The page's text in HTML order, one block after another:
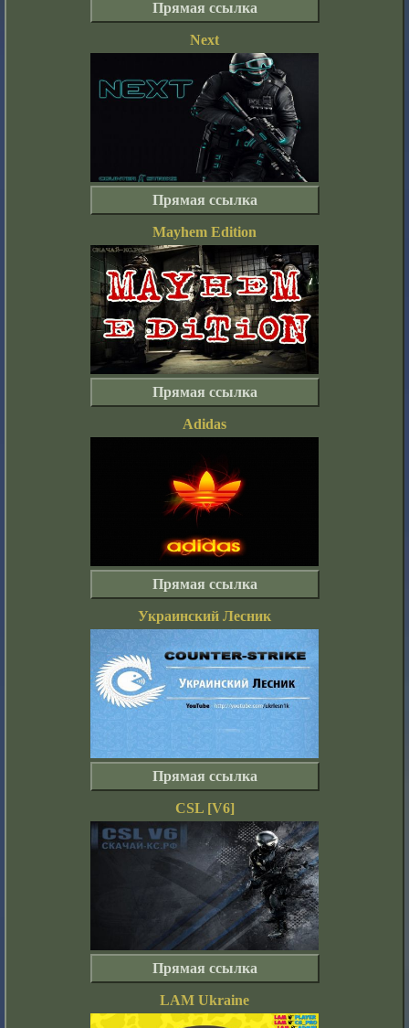
Прямая ссылка
Next
Прямая ссылка
Mayhem Edition
Прямая ссылка
Adidas
Прямая ссылка
Украинский Лесник
Прямая ссылка
CSL [V6]
Прямая ссылка
LAM Ukraine